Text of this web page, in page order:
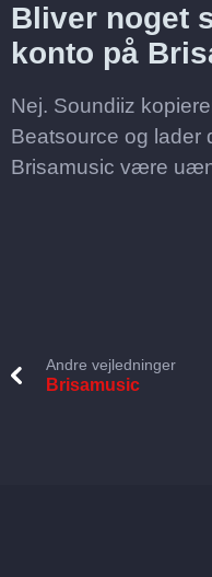
Bliver noget
konto på
Nej. Soundiiz
Beatsource og lader
Brisamusic være
Andre vejledninger
Brisamusic